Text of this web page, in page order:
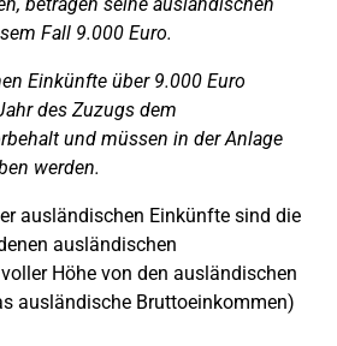
Fall 9.000 Euro.
Einkünfte über 9.000 Euro
des Zuzugs dem
und müssen in der Anlage
werden.
ausländischen Einkünfte sind die
ausländischen
Höhe von den ausländischen
ausländische Bruttoeinkommen)